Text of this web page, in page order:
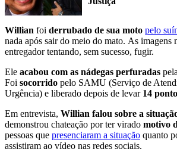
Willian foi derrubado de sua moto pelo
nada após sair do meio do mato. As imagens
entregador tentando, sem sucesso, fugir.
Ele acabou com as nádegas perfuradas
Foi socorrido pelo SAMU (Serviço de
Urgência) e liberado depois de levar14
Em entrevista, Willian falou sobre a
demonstrou chateação por ter virado motivo
pessoas que presenciaram a situação quanto
assistiram ao vídeo nas redes sociais.